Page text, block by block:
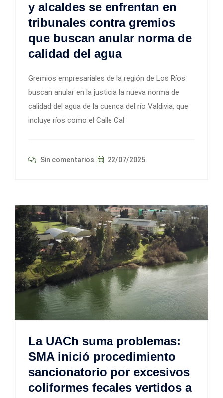
y alcaldes se enfrentan en
tribunales contra gremios
que buscan anular norma de
calidad del agua
Gremios empresariales de la región de Los Ríos
buscan anular en la justicia la nueva norma de
calidad del agua de la cuenca del río Valdivia, que
incluye ríos como el Calle Cal
Sin comentarios 22/07/2025
La UACh suma problemas:
SMA inició procedimiento
sancionatorio por excesivos
coliformes fecales vertidos a